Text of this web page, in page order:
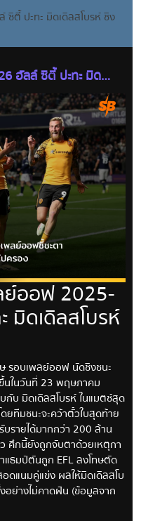
ตี้ ปะทะ มิดเดิลสโบรห์ ชิง
ฮัลล์ ซิตี้ ปะทะ มิด
ย์ออฟ 2025-
มิดเดิลสโบรห์
รอบเพลย์ออฟ นัดชิงชนะ
นในวันที่ 23 พฤษภาคม
บ มิดเดิลสโบรห์ ในแมตช์สุด
ทีมชนะจะคว้าตั๋วใบสุดท้าย
รายได้มากกว่า 200 ล้าน
ศึกนี้ยังถูกจับตาด้วยเหตุกา
แธมป์ตันถูก EFL ลงโทษตัด
ดแนมคู่แข่ง ผลให้มิดเดิลสโบ
อย่างไม่คาดฝัน (ข้อมูลจาก